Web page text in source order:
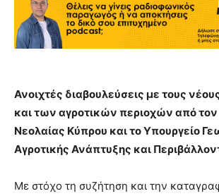
Ανοιχτές διαβουλεύσεις με τους
και των αγροτικών περιοχών από
Νεολαίας Κύπρου και το Υπουργείο
Αγροτικής Ανάπτυξης και
Με στόχο τη συζήτηση και την